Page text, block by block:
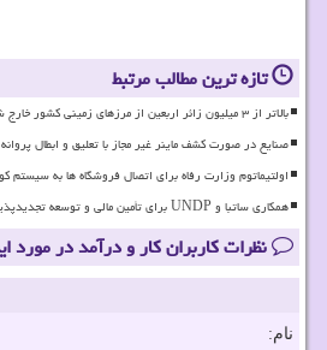
تازه ترین مطالب مرتبط
بالاتر از ۳ میلیون زائر اربعین از مرزهای زمینی کشور خارج شدند
صنایع در صورت کشف ماینر غیر مجاز با تعلیق و ابطال
اولتیماتوم وزارت رفاه برای اتصال فروشگاه ها به سیستم
همکاری ساتبا و UNDP برای تأمین مالی و توسعه تجدیدپذیرها
نظرات کاربران کار و درآمد در مورد
نام: